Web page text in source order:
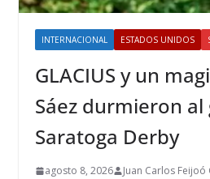
INTERNACIONAL ESTADOS UNIDOS
GLACIUS y un
Sáez durmieron
Saratoga Derby
agosto 8, 2026 Juan Carlos Feijoó